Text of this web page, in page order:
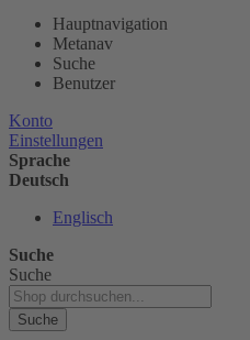
Hauptnavigation
Metanav
Suche
Benutzer
Konto
Einstellungen
Sprache
Deutsch
Englisch
Suche
Suche
Suche